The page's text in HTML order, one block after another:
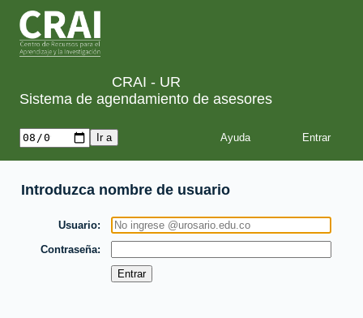
CRAI - UR
Sistema de agendamiento de asesores
Ayuda
Introduzca nombre de usuario
Usuario
Contraseña